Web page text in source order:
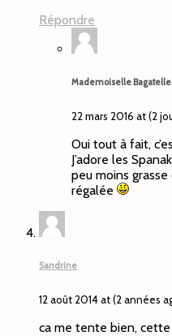
Répondre
Mademoiselle
22 mars 2016 at (2
Oui tout à fait,
J’adore les
peu moins grasse
régalée
Sandrine
12 août 2014 at (2 années
ca me tente bien,